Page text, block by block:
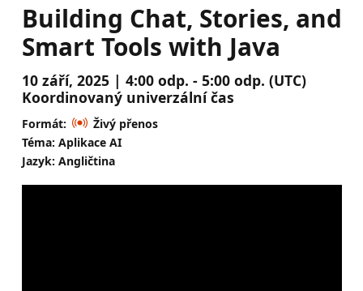
Building Chat, Stories, and
Smart Tools with Java
10 září, 2025 | 4:00 odp. - 5:00 odp. (UTC)
Koordinovaný univerzální čas
Formát:
Živý přenos
Téma: Aplikace AI
Jazyk: Angličtina